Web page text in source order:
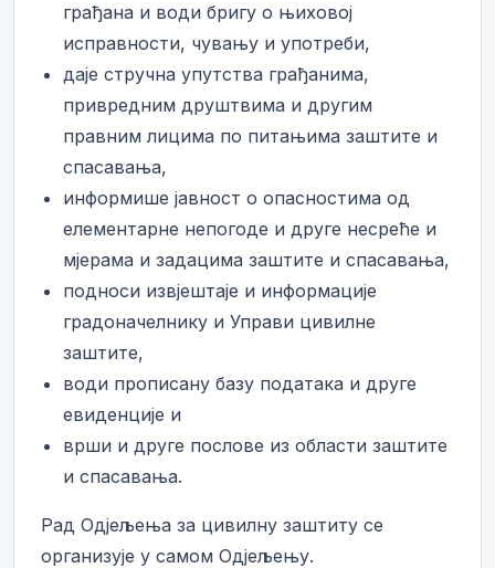
грађана и води бригу о њиховој
исправности, чувању и употреби,
даје стручна упутства грађанима,
привредним друштвима и другим
правним лицима по питањима заштите и
спасавања,
информише јавност о опасностима од
елементарне непогоде и друге несреће и
мјерама и задацима заштите и спасавања,
подноси извјештаје и информације
градоначелнику и Управи цивилне
заштите,
води прописану базу података и друге
евиденције и
врши и друге послове из области заштите
и спасавања.
Рад Одјељења за цивилну заштиту се
организује у самом Одјељењу.